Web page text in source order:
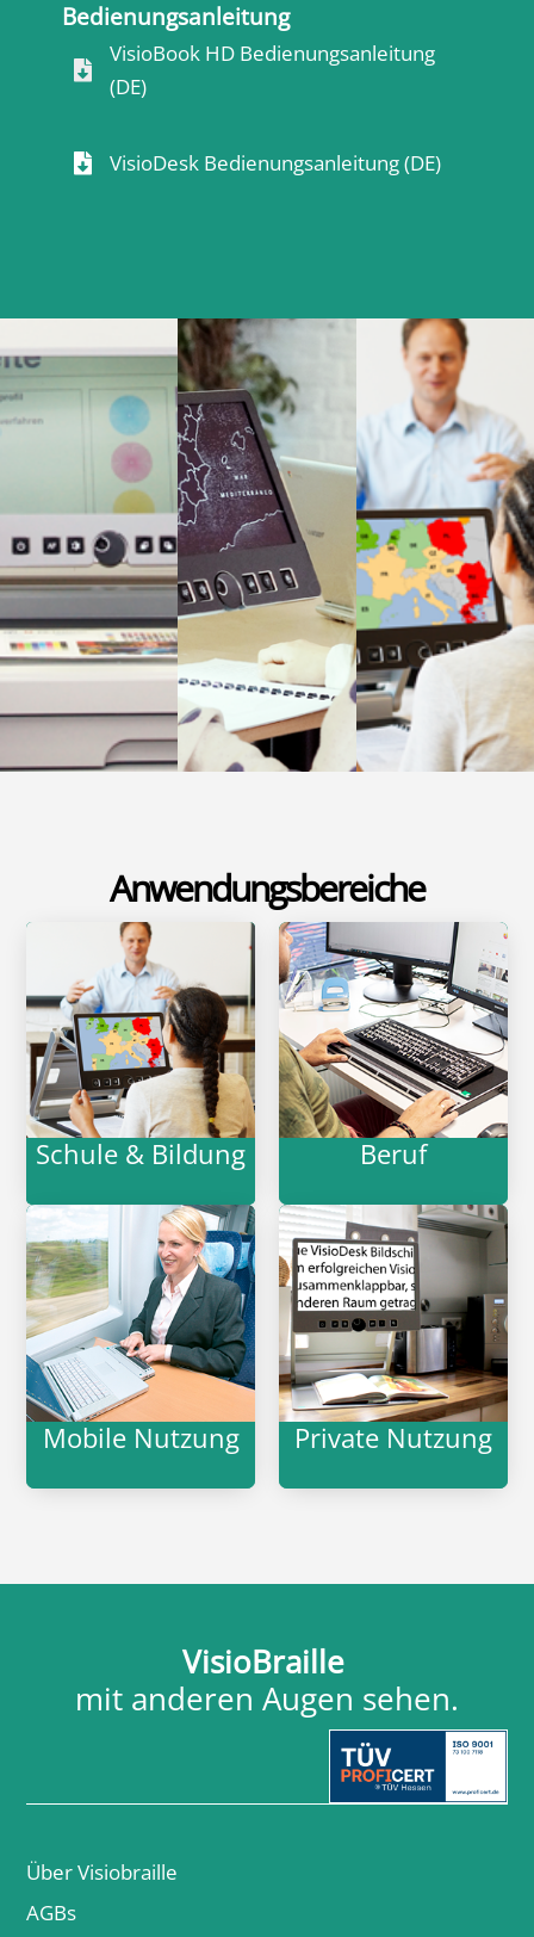
Bedienungsanleitung

VisioBook HD Bedienungsanleitung
(DE)
 VisioDesk Bedienungsanleitung (DE)
Anwendungsbereiche
Schule & Bildung Beruf
Mobile Nutzung Private Nutzung
VisioBraille
mit anderen Augen sehen.
Über Visiobraille
AGBs